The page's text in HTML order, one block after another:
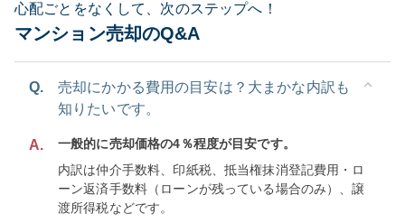
心配ごとをなくして、次のステップへ！
マンション売却のQ&A
Q.
売却にかかる費用の目安は？大まかな内訳も
知りたいです。
A.
一般的に売却価格の4％程度が目安です。
内訳は仲介手数料、印紙税、抵当権抹消登記費用・ロ
ーン返済手数料（ローンが残っている場合のみ）、譲
渡所得税などです。